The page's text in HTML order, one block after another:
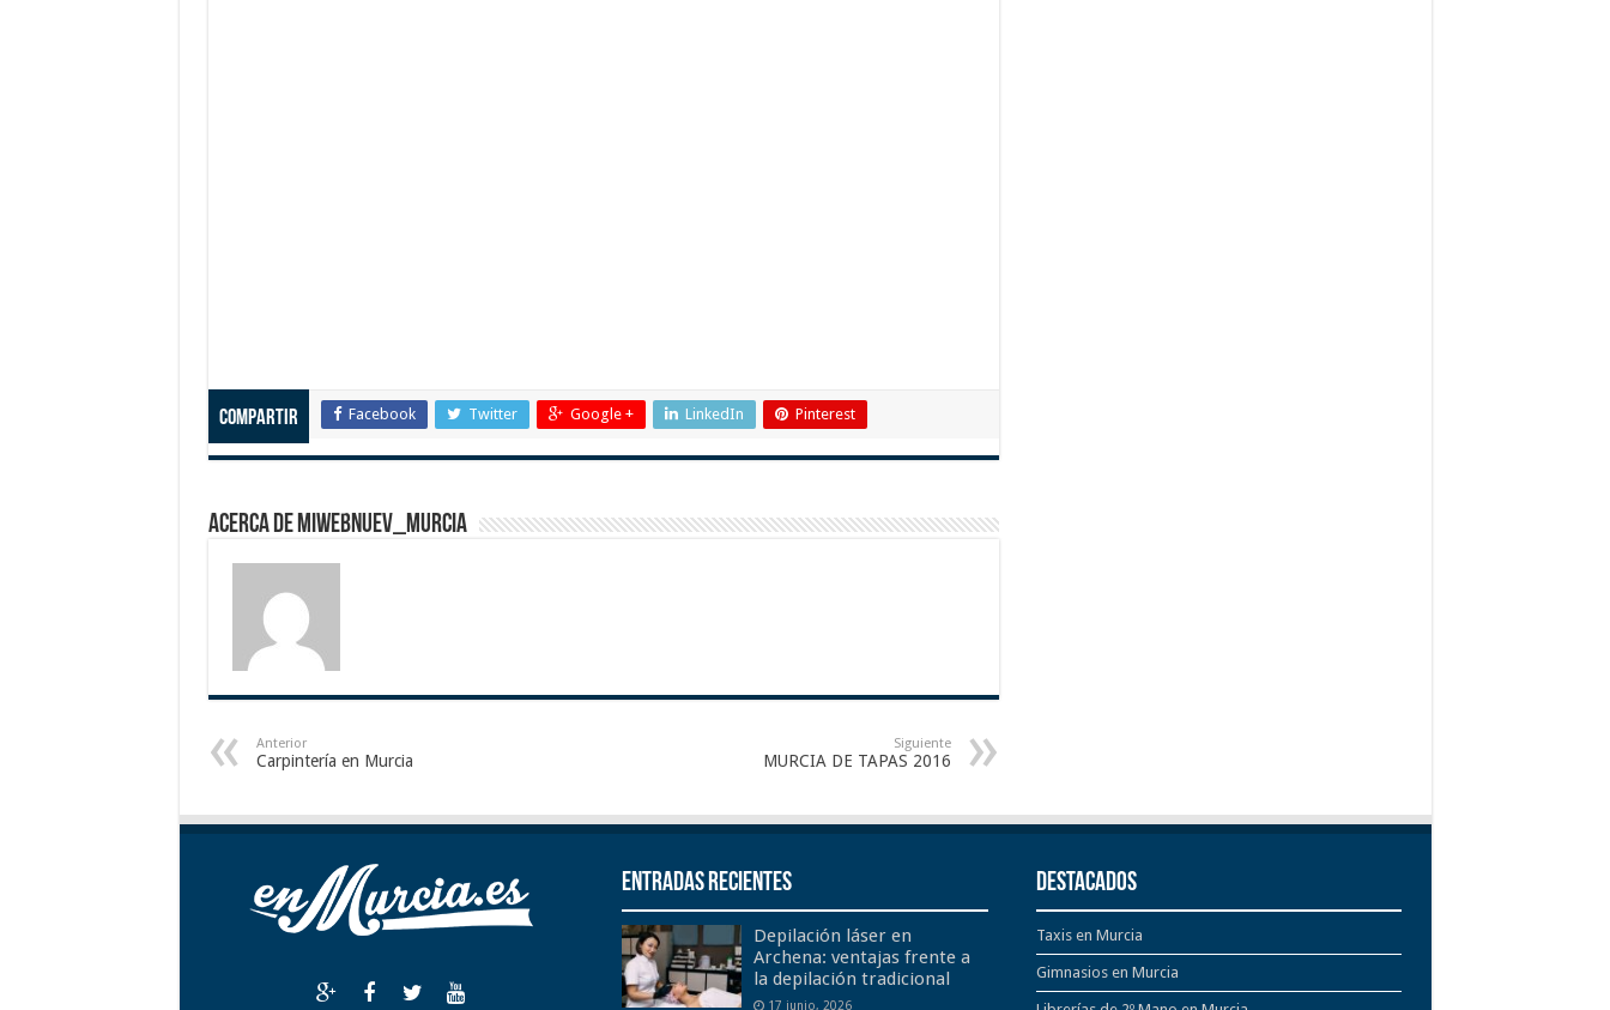
Compartir Facebook Twitter Google + LinkedIn Pinterest
Acerca de miwebnuev_murcia
Anterior
Carpintería en Murcia
Siguiente
MURCIA DE TAPAS 2016
Entradas recientes
Depilación láser en
Archena: ventajas frente a
la depilación tradicional
17 junio, 2026
Destacados
Taxis en Murcia
Gimnasios en Murcia